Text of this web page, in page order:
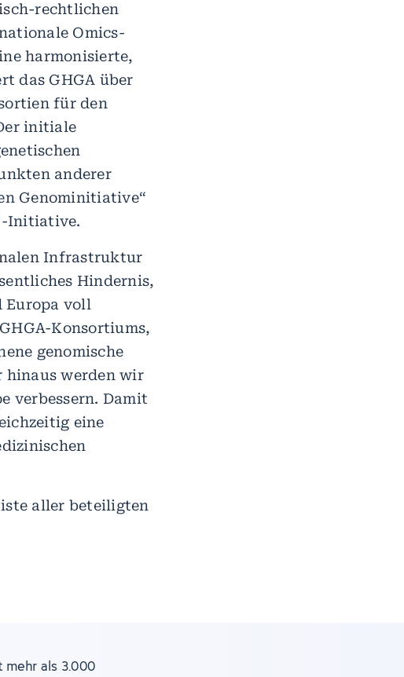
rechtlichen
Omics-
harmonisierte,
das GHGA über
für den
initiale
anderer
Genominitiative“
Initiative.
Infrastruktur
Hindernis,
Europa voll
Konsortiums,
genomische
hinaus werden wir
verbessern. Damit
eine
aller beteiligten
mehr als 3.000